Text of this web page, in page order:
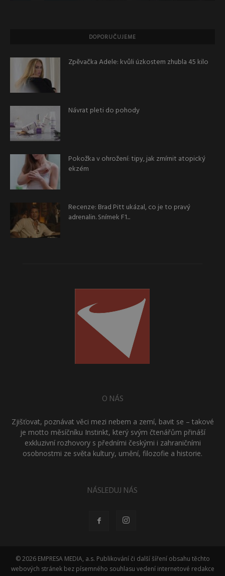
DOPORUČUJEME
Zpěvačka Adele: kvůli úzkostem zhubla 45 kilo
Návrat pleti do pohody
Pokožka v ohrožení: tipy, jak zmírnit atopický
ekzém
Recenze: Brad Pitt ukázal, co je to pravý
adrenalin. Snímek F1...
O NÁS
Zjišťovat, poznávat věci mezi nebem a zemí, bavit se – takové
je motto měsíčníku Instinkt, který svým čtenářům přináší
exkluzivní rozhovory s předními českými i zahraničními
osobnostmi ze světa kultury, umění, filozofie a historie.
NÁSLEDUJ NÁS
© 2026 EMPRESA MEDIA, a.s. Publikování či další šíření obsahu těchto
webových stránek bez písemného souhlasu vedení internetové redakce